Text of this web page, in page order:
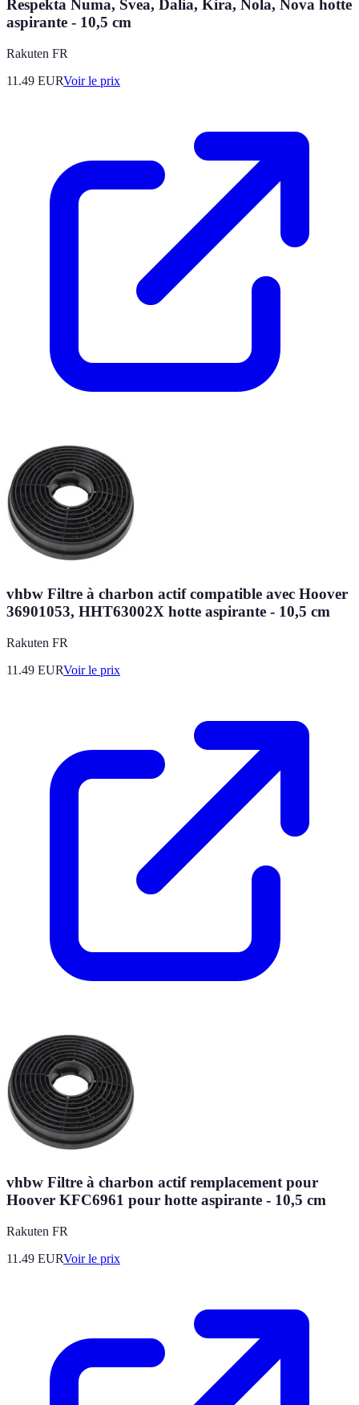
Respekta Numa, Svea, Dalia, Kira, Nola, Nova hotte
aspirante - 10,5 cm
Rakuten FR
11.49 EURVoir le prix
vhbw Filtre à charbon actif compatible avec Hoover
36901053, HHT63002X hotte aspirante - 10,5 cm
Rakuten FR
11.49 EURVoir le prix
vhbw Filtre à charbon actif remplacement pour
Hoover KFC6961 pour hotte aspirante - 10,5 cm
Rakuten FR
11.49 EURVoir le prix